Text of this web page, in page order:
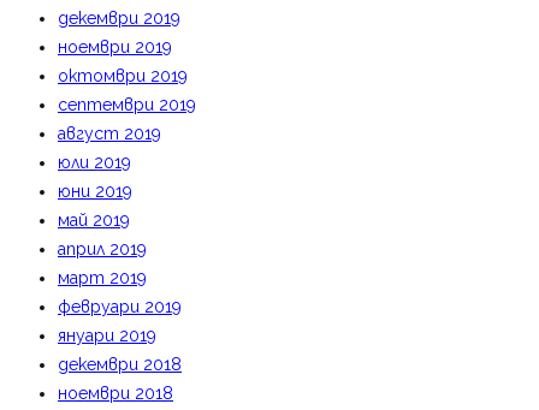
декември 2019
ноември 2019
октомври 2019
септември 2019
август 2019
юли 2019
юни 2019
май 2019
април 2019
март 2019
февруари 2019
януари 2019
декември 2018
ноември 2018